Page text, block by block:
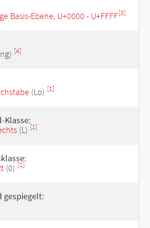
Basis-Ebene, U+0000 - U+FFFF[3]
[4]
(Lo) [1]
Klasse:
(L) [1]
(0) [1]
gespiegelt: